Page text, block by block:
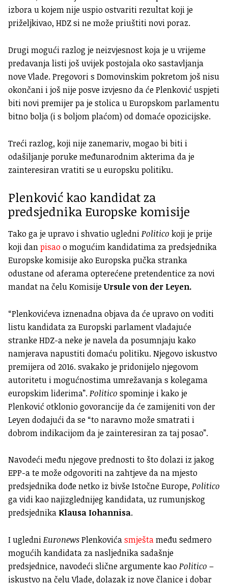
izbora u kojem nije uspio ostvariti rezultat koji je
priželjkivao, HDZ si ne može priuštiti novi poraz.
Drugi mogući razlog je neizvjesnost koja je u vrijeme
predavanja listi još uvijek postojala oko sastavljanja
nove Vlade. Pregovori s Domovinskim pokretom još nisu
okončani i još nije posve izvjesno da će Plenković uspjeti
biti novi premijer pa je stolica u Europskom parlamentu
bitno bolja (i s boljom plaćom) od domaće opozicijske.
Treći razlog, koji nije zanemariv, mogao bi biti i
odašiljanje poruke međunarodnim akterima da je
zainteresiran vratiti se u europsku politiku.
Plenković kao kandidat za
predsjednika Europske komisije
Tako ga je upravo i shvatio ugledniPolitico koji je prije
koji danpisaoo mogućim kandidatima za predsjednika
Europske komisije ako Europska pučka stranka
odustane od aferama opterećene pretendentice za novi
mandat na čelu KomisijeUrsule von der Leyen.
“Plenkovićeva iznenadna objava da će upravo on voditi
listu kandidata za Europski parlament vladajuće
stranke HDZ-a neke je navela da posumnjaju kako
namjerava napustiti domaću politiku. Njegovo iskustvo
premijera od 2016. svakako je pridonijelo njegovom
autoritetu i mogućnostima umrežavanja s kolegama
europskim liderima”.Politico spominje i kako je
Plenković otklonio govorancije da će zamijeniti von der
Leyen dodajući da se “to naravno može smatrati i
dobrom indikacijom da je zainteresiran za taj posao”.
Navodeći među njegove prednosti to što dolazi iz jakog
EPP-a te može odgovoriti na zahtjeve da na mjesto
predsjednika dođe netko iz bivše Istočne Europe, Politico
ga vidi kao najizglednijeg kandidata, uz rumunjskog
predsjednika Klausa Iohannisa.
I ugledniEuronewsPlenkovićasmještameđu sedmero
mogućih kandidata za nasljednika sadašnje
predsjednice, navodeći slične argumente kaoPolitico –
iskustvo na čelu Vlade, dolazak iz nove članice i dobar